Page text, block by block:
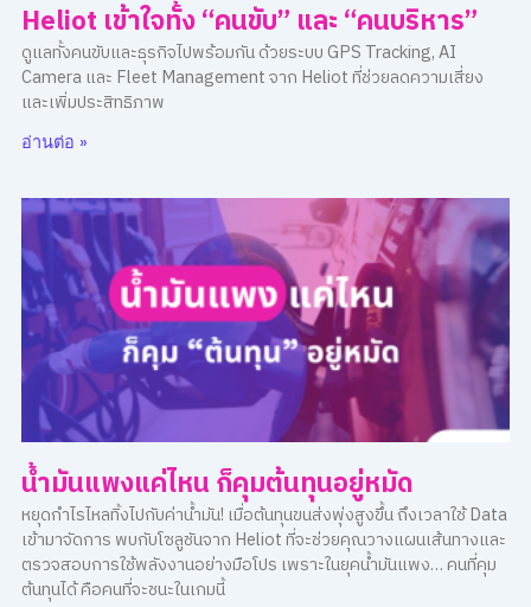
Heliot เข้าใจทั้ง “คนขับ” และ “คนบริหาร”
ดูแลทั้งคนขับและธุรกิจไปพร้อมกัน ด้วยระบบ GPS Tracking, AI
Camera และ Fleet Management จาก Heliot ที่ช่วยลดความเสี่ยง
และเพิ่มประสิทธิภาพ
อ่านต่อ »
น้ำมันแพงแค่ไหน ก็คุมต้นทุนอยู่หมัด
หยุดกำไรไหลทิ้งไปกับค่าน้ำมัน! เมื่อต้นทุนขนส่งพุ่งสูงขึ้น ถึงเวลาใช้ Data
เข้ามาจัดการ พบกับโซลูชันจาก Heliot ที่จะช่วยคุณวางแผนเส้นทางและ
ตรวจสอบการใช้พลังงานอย่างมือโปร เพราะในยุคน้ำมันแพง… คนที่คุม
ต้นทุนได้ คือคนที่จะชนะในเกมนี้